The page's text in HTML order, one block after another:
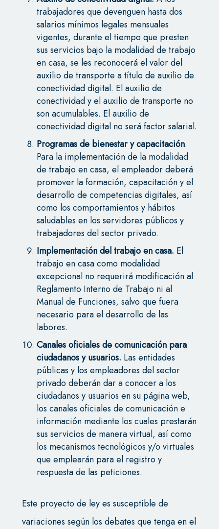
trabajadores que devenguen hasta dos
salarios mínimos legales mensuales
vigentes, durante el tiempo que presten
sus servicios bajo la modalidad de trabajo
en casa, se les reconocerá el valor del
auxilio de transporte a título de auxilio de
conectividad digital. El auxilio de
conectividad y el auxilio de transporte no
son acumulables. El auxilio de
conectividad digital no será factor salarial.
Programas de bienestar y capacitación.
Para la implementación de la modalidad
de trabajo en casa, el empleador deberá
promover la formación, capacitación y el
desarrollo de competencias digitales, así
como los comportamientos y hábitos
saludables en los servidores públicos y
trabajadores del sector privado.
Implementación del trabajo en casa. El
trabajo en casa como modalidad
excepcional no requerirá modificación al
Reglamento Interno de Trabajo ni al
Manual de Funciones, salvo que fuera
necesario para el desarrollo de las
labores.
Canales oficiales de comunicación para
ciudadanos y usuarios. Las entidades
públicas y los empleadores del sector
privado deberán dar a conocer a los
ciudadanos y usuarios en su página web,
los canales oficiales de comunicación e
información mediante los cuales prestarán
sus servicios de manera virtual, así como
los mecanismos tecnológicos y/o virtuales
que emplearán para el registro y
respuesta de las peticiones.
Este proyecto de ley es susceptible de
variaciones según los debates que tenga en el